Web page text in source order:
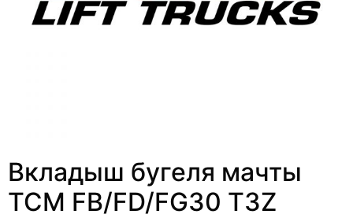
Вкладыш бугеля мачты
TCM FB/FD/FG30 T3Z